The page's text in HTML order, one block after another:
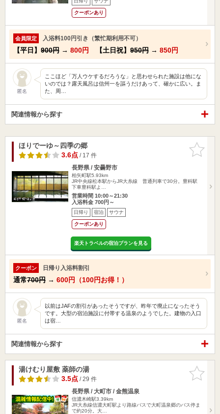
クーポンあり
会員限定 入浴料100円引き（繁忙期利用不可）
【平日】 900円 → 800円 【土日祝】 950円 → 850円
匿名
ここほど「万人ウケするだろうな」と思わせられた施設は他にな
いのでは？露天風呂は信州一を謳うだけあって、確かに広い。ま
た、周…
関連情報から探す
お気に入
りに追加
ほりでーゆ～四季の郷
3.6点/ 17 件
長野県 / 安曇野市
柏矢町駅5.93km
JR中央線松本駅からJR大糸線 普通列車で30分。豊科駅
下車豊科駅よ…
営業時間 10:00～21:30
入浴料金 700円～
日帰り 宿泊 サウナ
クーポンあり
楽天トラベルの宿泊プランを見る
クーポン 日帰り入浴料割引
通常700円 → 600円（100円お得！）
匿名
以前はJAFの割引があったそうですが、昨年で廃止になったそう
です。大型の宿泊施設に付帯する温泉のようでした。建物の入口
は宿…
関連情報から探す
お気に入
りに追加
湯けむり屋敷 薬師の湯
3.5点/ 29 件
長野県 / 大町市 / 金熊温泉
信濃木崎駅3.39km
JR大糸線信濃大町駅より路線バスで大町温泉郷のバス停ま
で約20分。大…